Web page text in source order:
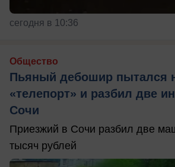
сегодня в 10:36
Общество
Пьяный дебошир пытался
«телепорт» и разбил две
Сочи
Приезжий в Сочи разбил две
тысяч рублей